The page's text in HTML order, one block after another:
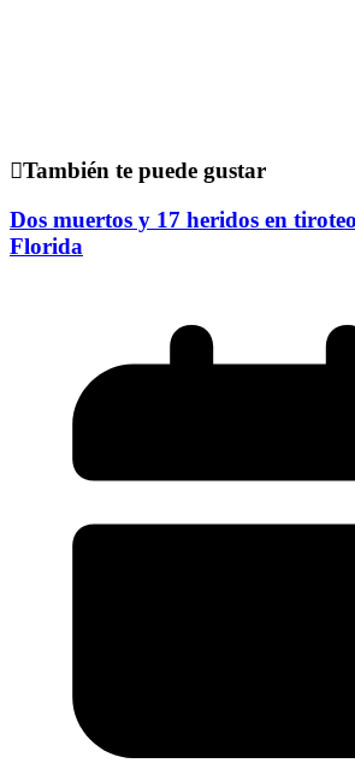
También te puede gustar
Dos muertos y 17 heridos en
Florida